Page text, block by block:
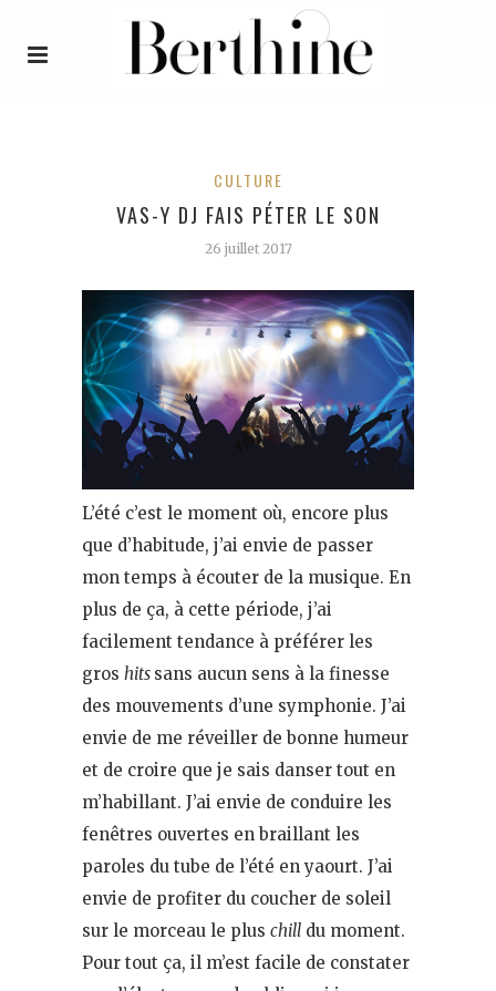
CULTURE
VAS-Y DJ FAIS PÉTER LE SON
26 juillet 2017
L’été c’est le moment où, encore plus
que d’habitude, j’ai envie de passer
mon temps à écouter de la musique. En
plus de ça, à cette période, j’ai
facilement tendance à préférer les
gros hits sans aucun sens à la finesse
des mouvements d’une symphonie. J’ai
envie de me réveiller de bonne humeur
et de croire que je sais danser tout en
m’habillant. J’ai envie de conduire les
fenêtres ouvertes en braillant les
paroles du tube de l’été en yaourt. J’ai
envie de profiter du coucher de soleil
sur le morceau le plus chill du moment.
Pour tout ça, il m’est facile de constater